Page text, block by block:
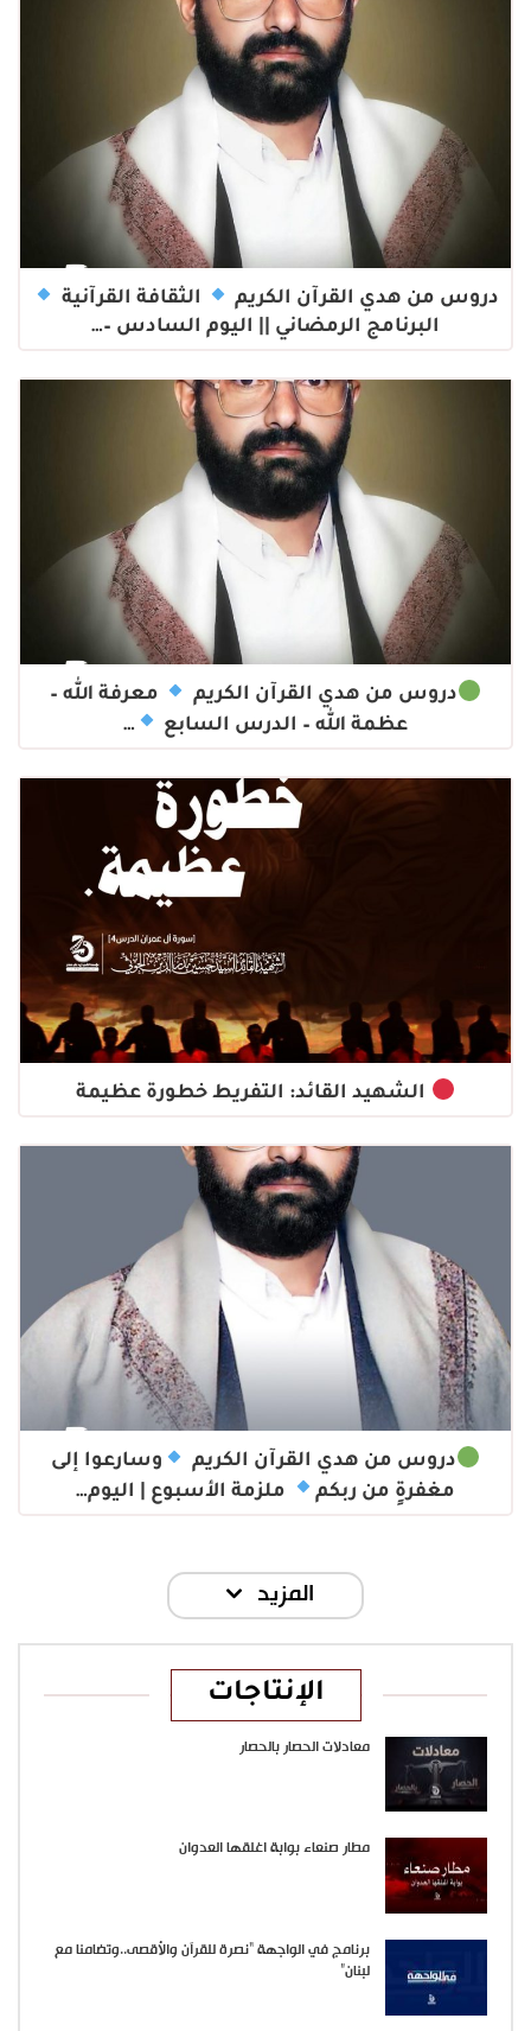
دروس من هدي القرآن الكريم
الثقافة القرآنية
البرنامج الرمضاني || اليوم السادس –…
دروس من هدي القرآن الكريم
معرفة الله –
عظمة الله – الدرس السابع
…
الشهيد القائد: التفريط خطورة عظيمة
دروس من هدي القرآن الكريم
وسارعوا إلى
مغفرةٍ من ربكم
ملزمة الأسبوع | اليوم…
المزيد
الإنتاجات
معادلات الحصار بالحصار
مطار صنعاء بوابة اغلقها العدوان
برنامج في الواجهة “نصرة للقرآن والأقصى..وتضامنا مع
لبنان”